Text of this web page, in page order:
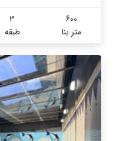
600
متر بنا
3
طبقه